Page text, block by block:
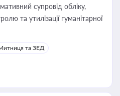
супровід обліку,
та утилізації гуманітарної
та ЗЕД